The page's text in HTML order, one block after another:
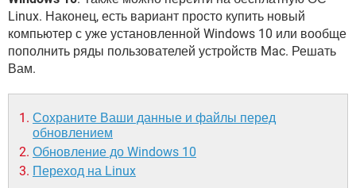
Linux. Наконец, есть вариант просто купить новый
компьютер с уже установленной Windows 10 или вообще
пополнить ряды пользователей устройств Mac. Решать
Вам.
Сохраните Ваши данные и файлы перед
обновлением
Обновление до Windows 10
Переход на Linux